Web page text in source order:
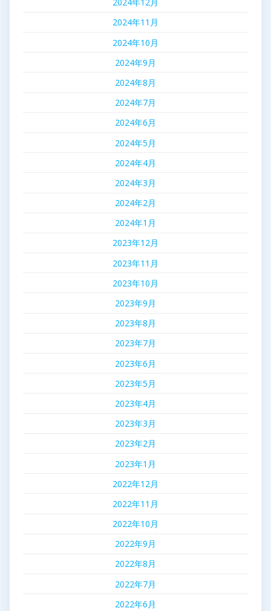
2024年11月
2024年10月
2024年9月
2024年8月
2024年7月
2024年6月
2024年5月
2024年4月
2024年3月
2024年2月
2024年1月
2023年12月
2023年11月
2023年10月
2023年9月
2023年8月
2023年7月
2023年6月
2023年5月
2023年4月
2023年3月
2023年2月
2023年1月
2022年12月
2022年11月
2022年10月
2022年9月
2022年8月
2022年7月
2022年6月